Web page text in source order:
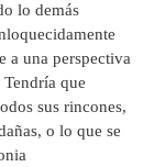
lo demás
a una perspectiva
que
sus rincones,
o lo que se